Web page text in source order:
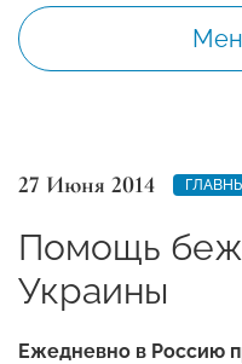
27 Июня 2014
Помощь
Украины
Ежедневно в Россию